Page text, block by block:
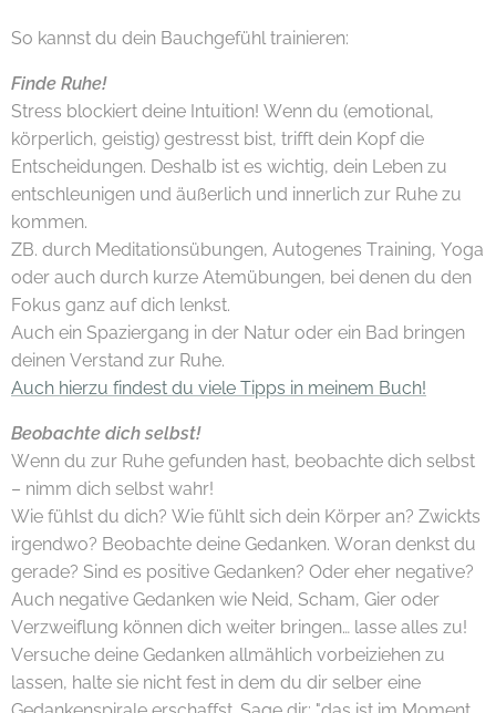
So kannst du dein Bauchgefühl trainieren:
Finde Ruhe!
Stress blockiert deine Intuition! Wenn du (emotional,
körperlich, geistig) gestresst bist, trifft dein Kopf die
Entscheidungen. Deshalb ist es wichtig, dein Leben zu
entschleunigen und äußerlich und innerlich zur Ruhe zu
kommen.
ZB. durch Meditationsübungen, Autogenes Training, Yoga
oder auch durch kurze Atemübungen, bei denen du den
Fokus ganz auf dich lenkst.
Auch ein Spaziergang in der Natur oder ein Bad bringen
deinen Verstand zur Ruhe.
Auch hierzu findest du viele Tipps in meinem Buch!
Beobachte dich selbst!
Wenn du zur Ruhe gefunden hast, beobachte dich selbst
– nimm dich selbst wahr!
Wie fühlst du dich? Wie fühlt sich dein Körper an? Zwickts
irgendwo? Beobachte deine Gedanken. Woran denkst du
gerade? Sind es positive Gedanken? Oder eher negative?
Auch negative Gedanken wie Neid, Scham, Gier oder
Verzweiflung können dich weiter bringen… lasse alles zu!
Versuche deine Gedanken allmählich vorbeiziehen zu
lassen, halte sie nicht fest in dem du dir selber eine